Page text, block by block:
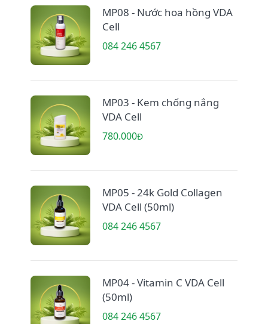
MP08 - Nước hoa hồng VDA
Cell
084 246 4567
MP03 - Kem chống nắng
VDA Cell
780.000Đ
MP05 - 24k Gold Collagen
VDA Cell (50ml)
084 246 4567
MP04 - Vitamin C VDA Cell
(50ml)
084 246 4567